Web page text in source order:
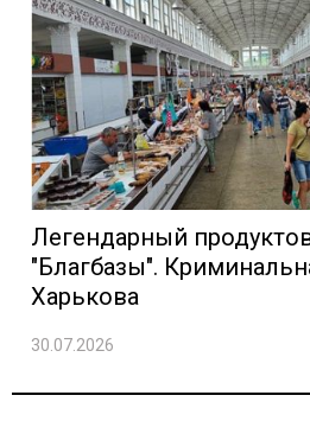
Легендарный
"Благбазы".
Харькова
30.07.2026